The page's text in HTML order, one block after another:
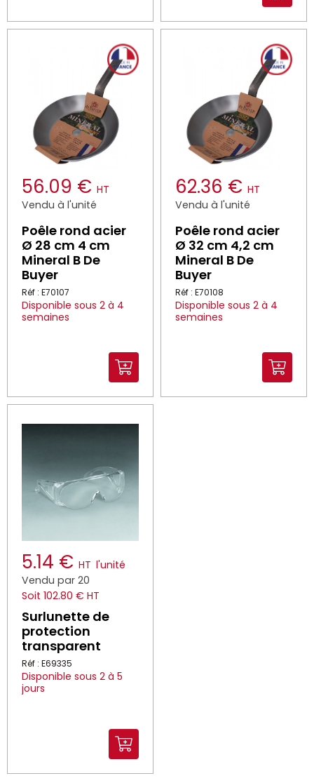
56.09 € HT
Vendu à l'unité
Poêle rond acier
Ø 28 cm 4 cm
Mineral B De
Buyer
Réf : E70107
Disponible sous 2 à 4
semaines
62.36 € HT
Vendu à l'unité
Poêle rond acier
Ø 32 cm 4,2 cm
Mineral B De
Buyer
Réf : E70108
Disponible sous 2 à 4
semaines
5.14 € HT l'unité
Vendu par 20
Soit 102.80 € HT
Surlunette de
protection
transparent
Réf : E69335
Disponible sous 2 à 5
jours